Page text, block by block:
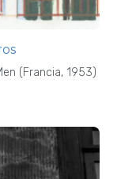
(Francia, 1953)